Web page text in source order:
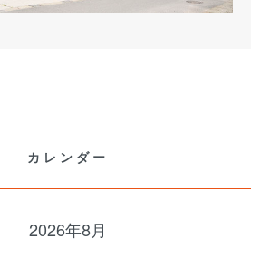
カレンダー
2026年8月